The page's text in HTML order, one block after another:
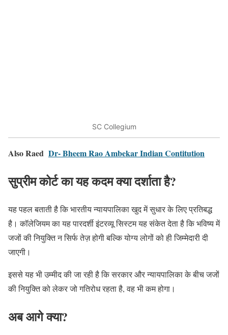
SC Collegium
Also Raed Dr- Bheem Rao Ambekar Indian Contitution
सुप्रीम कोर्ट का यह कदम क्या दर्शाता है?
यह पहल बताती है कि भारतीय न्यायपालिका खुद में सुधार के लिए प्रतिबद्ध
है। कॉलेजियम का यह पारदर्शी इंटरव्यू सिस्टम यह संकेत देता है कि भविष्य में
जजों की नियुक्ति न सिर्फ तेज़ होगी बल्कि योग्य लोगों को ही जिम्मेदारी दी
जाएगी।
इससे यह भी उम्मीद की जा रही है कि सरकार और न्यायपालिका के बीच जजों
की नियुक्ति को लेकर जो गतिरोध रहता है, वह भी कम होगा।
अब आगे क्या?